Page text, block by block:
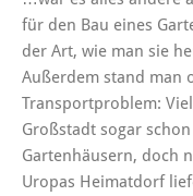
für den Bau eines
der Art, wie man sie
Außerdem stand man
Transportproblem:
Großstadt sogar
Gartenhäusern, doch
Uropas Heimatdorf